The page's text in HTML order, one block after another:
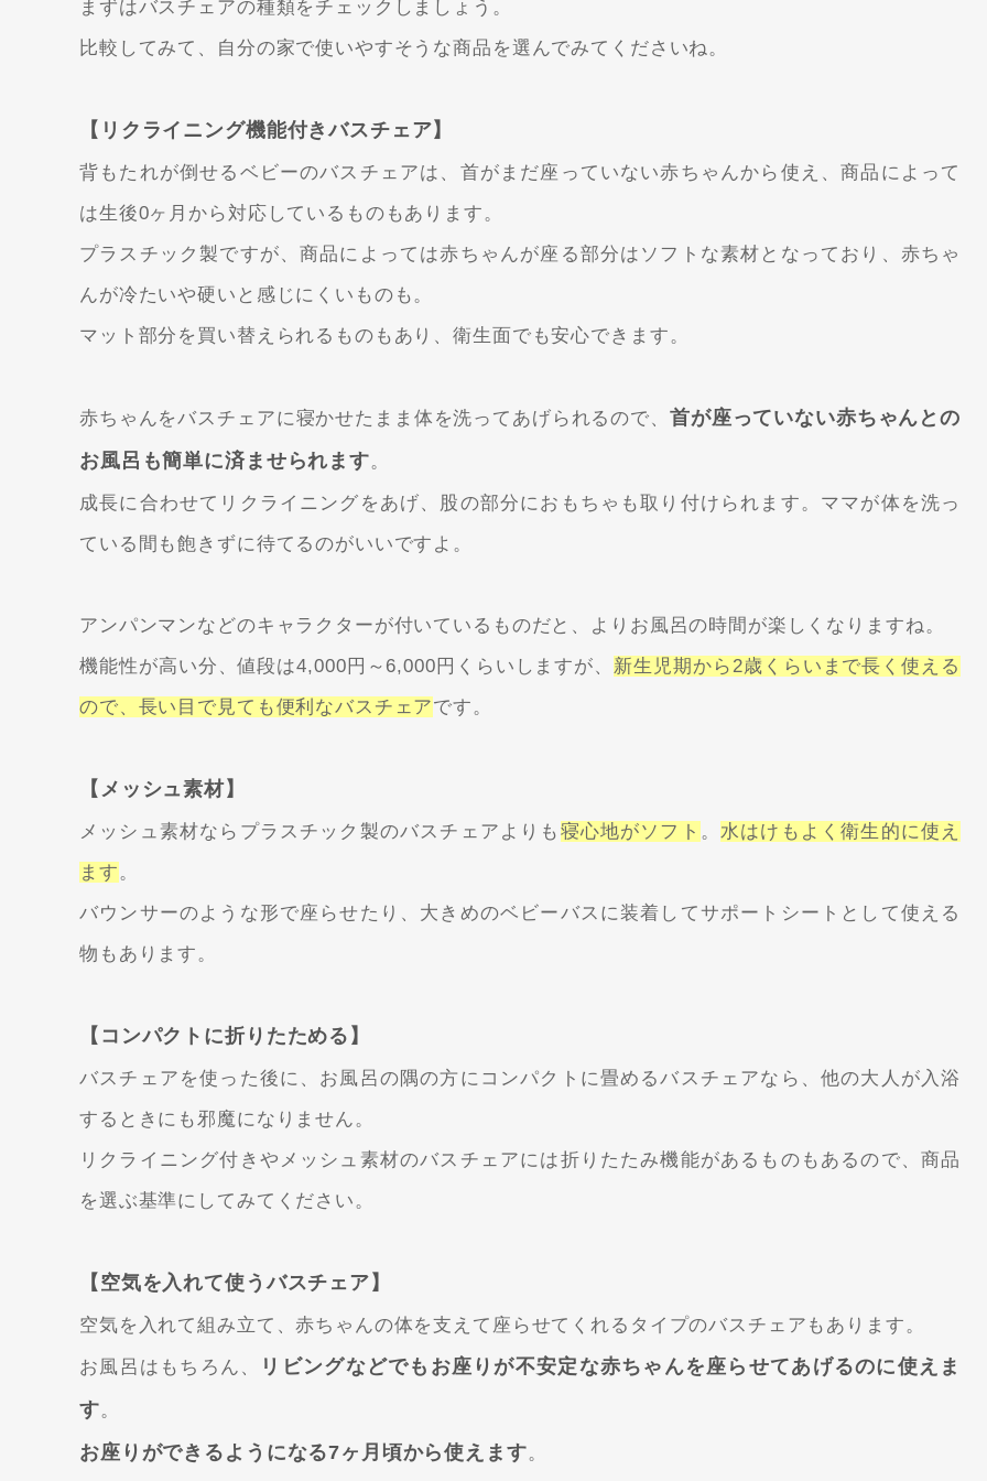
まずはバスチェアの種類をチェックしましょう。
比較してみて、自分の家で使いやすそうな商品を選んでみてくださいね。
【リクライニング機能付きバスチェア】
背もたれが倒せるベビーのバスチェアは、首がまだ座っていない赤ちゃんから使え、商品によって
は生後0ヶ月から対応しているものもあります。
プラスチック製ですが、商品によっては赤ちゃんが座る部分はソフトな素材となっており、赤ちゃ
んが冷たいや硬いと感じにくいものも。
マット部分を買い替えられるものもあり、衛生面でも安心できます。
赤ちゃんをバスチェアに寝かせたまま体を洗ってあげられるので、 首が座っていない赤ちゃんとの
お風呂も簡単に済ませられます。
成長に合わせてリクライニングをあげ、股の部分におもちゃも取り付けられます。ママが体を洗っ
ている間も飽きずに待てるのがいいですよ。
アンパンマンなどのキャラクターが付いているものだと、よりお風呂の時間が楽しくなりますね。
機能性が高い分、値段は4,000円～6,000円くらいしますが、 新生児期から2歳くらいまで長く使える
ので、長い目で見ても便利なバスチェアです。
【メッシュ素材】
メッシュ素材ならプラスチック製のバスチェアよりも 寝心地がソフト 。水はけもよく衛生的に使え
ます。
バウンサーのような形で座らせたり、大きめのベビーバスに装着してサポートシートとして使える
物もあります。
【コンパクトに折りたためる】
バスチェアを使った後に、お風呂の隅の方にコンパクトに畳めるバスチェアなら、他の大人が入浴
するときにも邪魔になりません。
リクライニング付きやメッシュ素材のバスチェアには折りたたみ機能があるものもあるので、商品
を選ぶ基準にしてみてください。
【空気を入れて使うバスチェア】
空気を入れて組み立て、赤ちゃんの体を支えて座らせてくれるタイプのバスチェアもあります。
お風呂はもちろん、
リビングなどでもお座りが不安定な赤ちゃんを座らせてあげるのに使えま
す。
お座りができるようになる7ヶ月頃から使えます。